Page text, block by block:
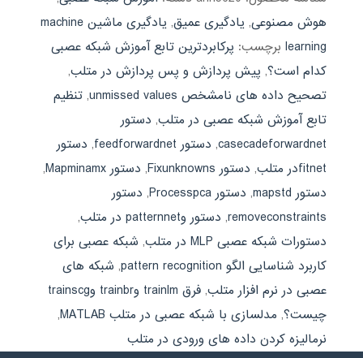
هوش مصنوعی, یادگیری عمیق,
یادگیری ماشین machine
learning برچسب: پرکابردترین تابع آموزش شبکه عصبی
کدام است؟, پیش پردازش و پس پردازش در متلب,
تصحیح داده های نامشخص unmissed values
, تنظیم
تابع آموزش شبکه عصبی در متلب, دستور
casecadeforwardnet
, دستور feedforwardnet , دستور
fitnetدر متلب
, دستور Fixunknowns , دستور Mapminamx
,
دستور mapstd
, دستور Processpca , دستور
removeconstraints
, دستور وpatternnet در متلب
,
دستورات شبکه عصبی MLP در متلب
, شبکه عصبی برای
کاربرد شناسایی الگو pattern recognition
, شبکه های
عصبی در نرم افزار متلب,
فرق trainlm وtrainbr وtrainscg
چیست؟, مدلسازی با شبکه عصبی در متلب MATLAB
,
نرمالیزه کردن داده های ورودی در متلب